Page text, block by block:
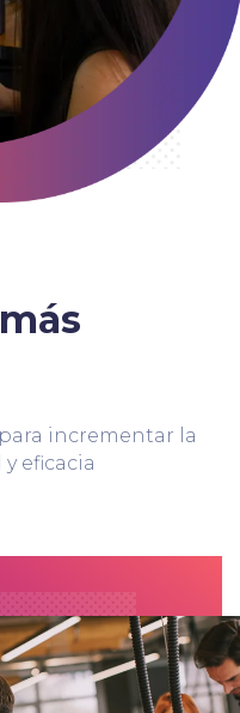
incrementar la
eficacia